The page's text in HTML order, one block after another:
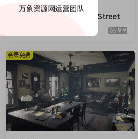
UE场景
维多利亚街景-Victorian Street
477 9.9
会员免费
万象资源网运营团队